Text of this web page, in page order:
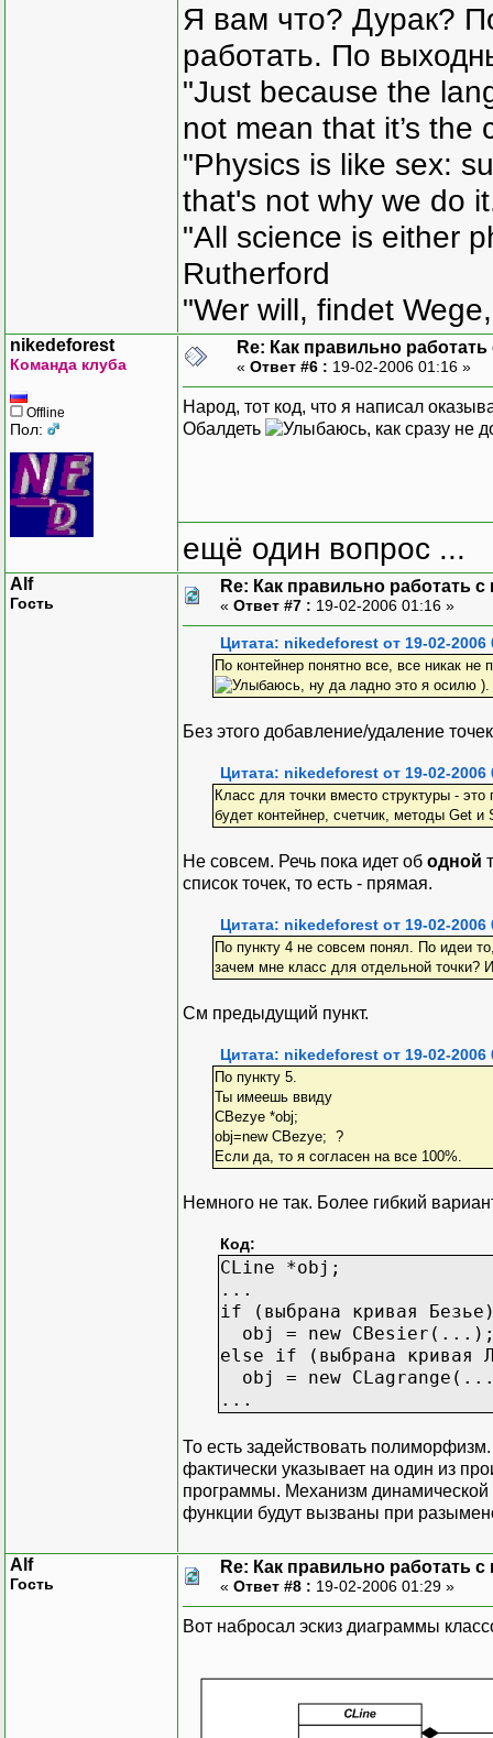
Я вам что? Дурак?
работать. По
"Just because the
not mean that it’s the
"Physics is like sex:
that's not why we do
"All science is either
Rutherford
"Wer will, findet
nikedeforest
Команда клуба
Offline
Пол:
Re: Как правильно
« Ответ #6 : 19-02-2006 01:16 »
Народ, тот код, что я написал
Обалдеть
, как сразу не
ещё один вопрос ...
Alf
Гость
Re: Как правильно работать с
« Ответ #7 : 19-02-2006 01:16 »
Цитата: nikedeforest от 19-02-2006
По контейнер понятно все, все никак
, ну да ладно это я осилю ).
Без этого добавление/удаление
Цитата: nikedeforest от 19-02-2006
Класс для точки вместо структуры -
будет контейнер, счетчик, методы Get и
Не совсем. Речь пока идет об одной
список точек, то есть - прямая.
Цитата: nikedeforest от 19-02-2006
По пункту 4 не совсем понял. По идеи
зачем мне класс для отдельной точки?
См предыдущий пункт.
Цитата: nikedeforest от 19-02-2006
По пункту 5.
Ты имеешь ввиду
CBezye *obj;
obj=new CBezye; ?
Если да, то я согласен на все 100%.
Немного не так. Более гибкий
Код:
CLine *obj;
...
if (выбрана кривая
obj = new
else if (выбрана кривая
obj = new
...
То есть задействовать
фактически указывает на один из
программы. Механизм динамической
функции будут вызваны при
Alf
Гость
Re: Как правильно работать с
« Ответ #8 : 19-02-2006 01:29 »
Вот набросал эскиз диаграммы